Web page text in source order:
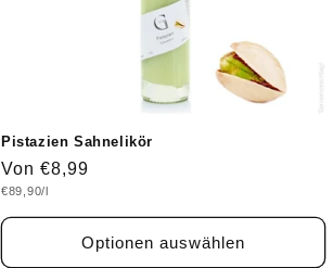
Pistazien Sahnelikör
Normaler
Preis
Von €8,99
Grundpreis
€89,90/l
Optionen auswählen